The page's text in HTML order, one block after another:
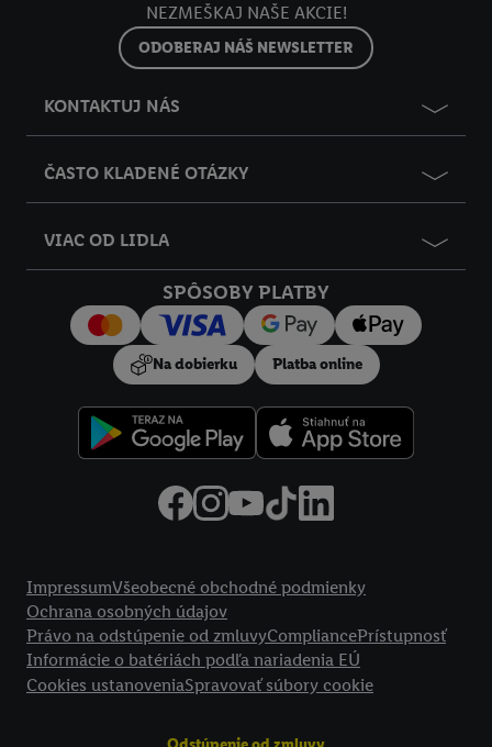
NEZMEŠKAJ NAŠE AKCIE!
ODOBERAJ NÁŠ NEWSLETTER
KONTAKTUJ NÁS
ČASTO KLADENÉ OTÁZKY
VIAC OD LIDLA
SPÔSOBY PLATBY
Na dobierku Platba online
ImpressumVšeobecné obchodné podmienky
Ochrana osobných údajov
Právo na odstúpenie od zmluvyCompliancePrístupnosť
Informácie o batériách podľa nariadenia EÚ
Cookies ustanoveniaSpravovať súbory cookie